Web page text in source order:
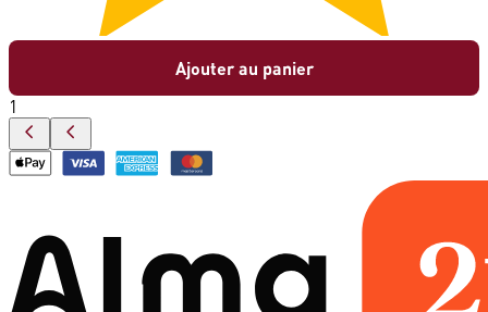
Ajouter au panier
1